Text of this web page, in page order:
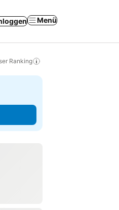
Menü
Ranking